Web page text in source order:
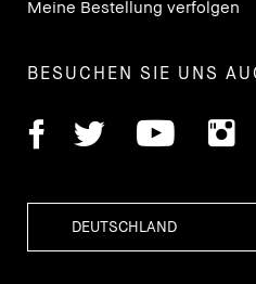
Meine Bestellung verfolgen
BESUCHEN SIE UNS